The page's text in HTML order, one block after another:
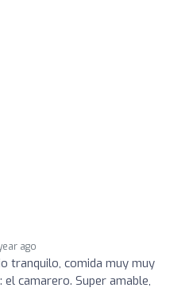
ago
tranquilo, comida muy muy
camarero. Super amable,